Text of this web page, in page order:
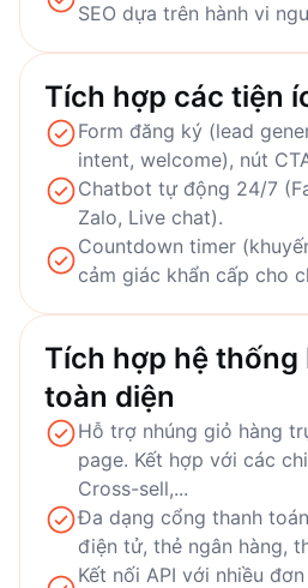
SEO dựa trên hành vi
Tích hợp các tiện
Form đăng ký (lead
intent, welcome), nút
Chatbot tự động 24/7
Zalo, Live chat).
Countdown timer
cảm giác khẩn cấp cho
Tích hợp hệ thống
toàn diện
Hỗ trợ nhúng giỏ hàng
page. Kết hợp với các
Cross-sell,...
Đa dạng cổng thanh
điện tử, thẻ ngân hàng,
Kết nối API với nhiều